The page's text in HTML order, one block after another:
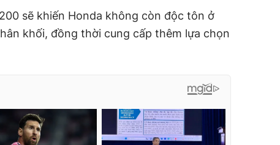
sẽ khiến Honda không còn độc tôn ở
khối, đồng thời cung cấp thêm lựa chọn